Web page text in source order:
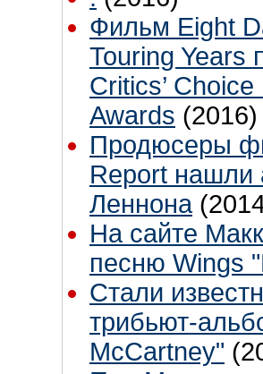
Фильм Eight
Touring Years
Critics’
Awards (2016)
Продюсеры
Report нашли
Леннона
На сайте
песню Wings
Стали
трибьют-
McCartney"